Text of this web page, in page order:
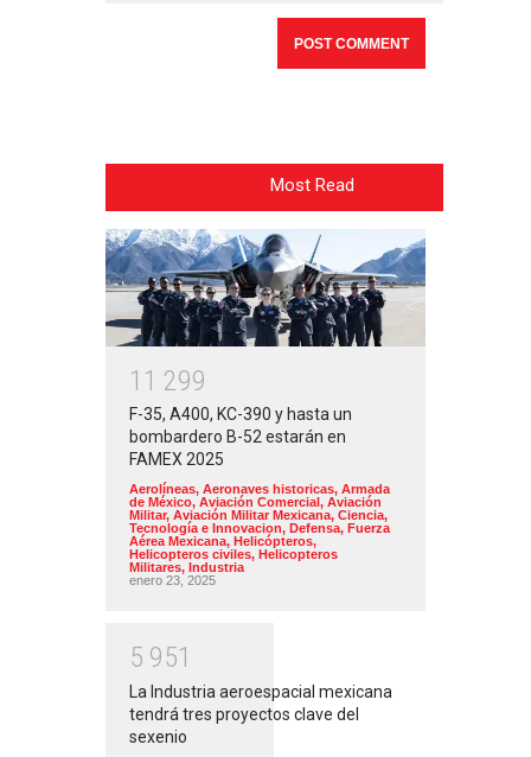
Most Read
1 1 299
F-35, A400, KC-390 y hasta un
bombardero B-52 estarán en
FAMEX 2025
Aerolíneas, Aeronaves historicas, Armada
de México, Aviación Comercial , Aviación
Militar, Aviación Militar Mexicana, Ciencia,
Tecnología e Innovacion, Defensa, Fuerza
Aérea Mexicana, Helicópteros,
Helicopteros civiles, Helicopteros
Militares, Industria
enero 23, 2025
5 951
La Industria aeroespacial mexicana
tendrá tres proyectos clave del
sexenio